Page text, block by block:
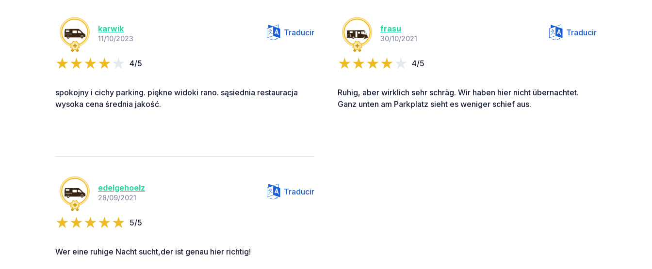
karwik
11/10/2023
Traducir
4/5
spokojny i cichy parking. piękne widoki rano. sąsiednia restauracja
wysoka cena średnia jakość.
frasu
30/10/2021
Traducir
4/5
Ruhig, aber wirklich sehr schräg. Wir haben hier nicht übernachtet.
Ganz unten am Parkplatz sieht es weniger schief aus.
edelgehoelz
28/09/2021
Traducir
5/5
Wer eine ruhige Nacht sucht,der ist genau hier richtig!